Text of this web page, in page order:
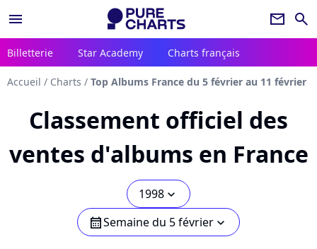
menu newsletter search
Billetterie Star Academy Charts français
Accueil / Charts / Top Albums France du 5 février au 11 février
Classement officiel des
ventes d'albums en France
1998 chevron_bot
calendarSemaine du 5 février chevron_bot